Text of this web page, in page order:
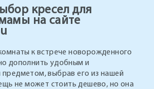
кресел для
на сайте
к встрече новорожденного
дополнить удобным и
выбрав его из нашей
не может стоить дешево, но она